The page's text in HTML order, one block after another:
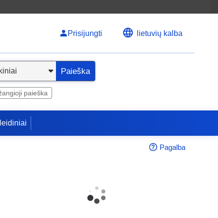
Prisijungti lietuvių kalba
Paieška
paieška
Pagalba